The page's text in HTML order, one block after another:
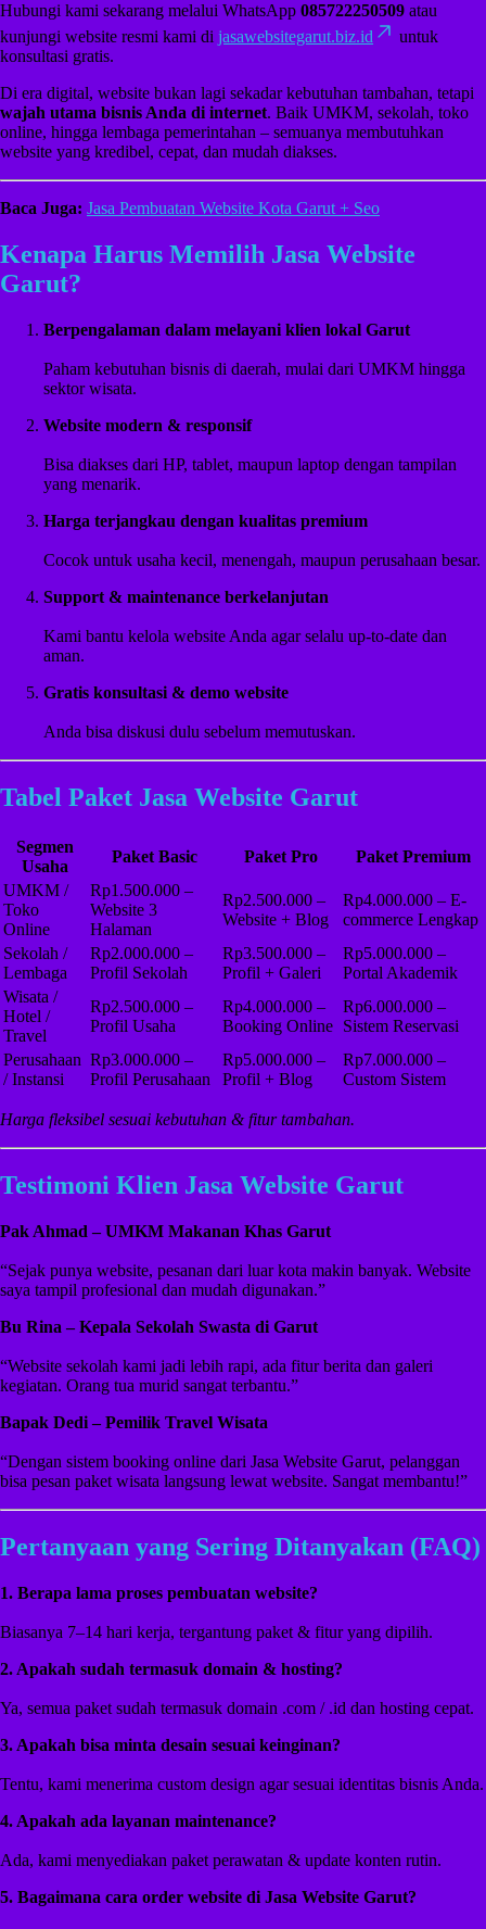
Hubungi kami sekarang melalui WhatsApp 085722250509 atau
kunjungi website resmi kami di jasawebsitegarut.biz.id
untuk
konsultasi gratis.
Di era digital, website bukan lagi sekadar kebutuhan tambahan, tetapi
wajah utama bisnis Anda di internet. Baik UMKM, sekolah, toko
online, hingga lembaga pemerintahan – semuanya membutuhkan
website yang kredibel, cepat, dan mudah diakses.
Baca Juga: Jasa Pembuatan Website Kota Garut + Seo
Kenapa Harus Memilih Jasa Website
Garut?
Berpengalaman dalam melayani klien lokal Garut
Paham kebutuhan bisnis di daerah, mulai dari UMKM hingga
sektor wisata.
Website modern & responsif
Bisa diakses dari HP, tablet, maupun laptop dengan tampilan
yang menarik.
Harga terjangkau dengan kualitas premium
Cocok untuk usaha kecil, menengah, maupun perusahaan besar.
Support & maintenance berkelanjutan
Kami bantu kelola website Anda agar selalu up-to-date dan
aman.
Gratis konsultasi & demo website
Anda bisa diskusi dulu sebelum memutuskan.
Tabel Paket Jasa Website Garut
Segmen
Usaha
Paket Basic Paket Pro
Paket Premium
UMKM /
Toko
Online
Rp1.500.000 –
Website 3
Halaman
Rp2.500.000 –
Website + Blog
Rp4.000.000 – E-
commerce Lengkap
Sekolah /
Lembaga
Rp2.000.000 –
Profil Sekolah
Rp3.500.000 –
Profil + Galeri
Rp5.000.000 –
Portal Akademik
Wisata /
Hotel /
Travel
Rp2.500.000 –
Profil Usaha
Rp4.000.000 –
Booking Online
Rp6.000.000 –
Sistem Reservasi
Perusahaan
/ Instansi
Rp3.000.000 –
Profil Perusahaan
Rp5.000.000 –
Profil + Blog
Rp7.000.000 –
Custom Sistem
Harga fleksibel sesuai kebutuhan & fitur tambahan.
Testimoni Klien Jasa Website Garut
Pak Ahmad – UMKM Makanan Khas Garut
“Sejak punya website, pesanan dari luar kota makin banyak. Website
saya tampil profesional dan mudah digunakan.”
Bu Rina – Kepala Sekolah Swasta di Garut
“Website sekolah kami jadi lebih rapi, ada fitur berita dan galeri
kegiatan. Orang tua murid sangat terbantu.”
Bapak Dedi – Pemilik Travel Wisata
“Dengan sistem booking online dari Jasa Website Garut, pelanggan
bisa pesan paket wisata langsung lewat website. Sangat membantu!”
Pertanyaan yang Sering Ditanyakan (FAQ)
1. Berapa lama proses pembuatan website?
Biasanya 7–14 hari kerja, tergantung paket & fitur yang dipilih.
2. Apakah sudah termasuk domain & hosting?
Ya, semua paket sudah termasuk domain .com / .id dan hosting cepat.
3. Apakah bisa minta desain sesuai keinginan?
Tentu, kami menerima custom design agar sesuai identitas bisnis Anda.
4. Apakah ada layanan maintenance?
Ada, kami menyediakan paket perawatan & update konten rutin.
5. Bagaimana cara order website di Jasa Website Garut?